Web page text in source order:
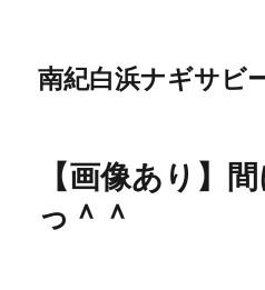
南紀白浜ナギサビ
【画像あり】
っ＾＾